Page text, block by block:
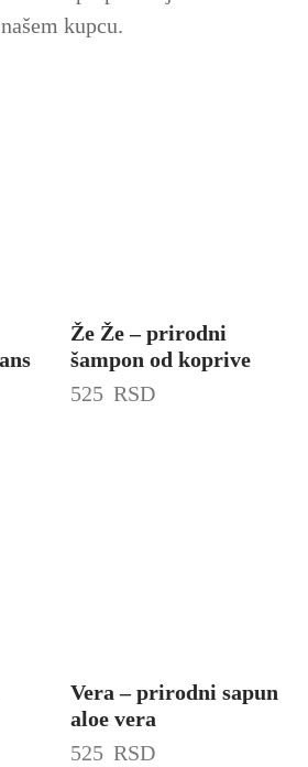
našem kupcu.
Že Že – prirodni
šampon od koprive
525 RSD
Vera – prirodni sapun
aloe vera
525 RSD